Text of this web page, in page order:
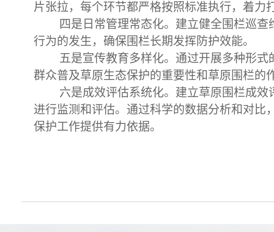
片张拉，每个环节都严格按照标准执行，着
四是日常管理常态化。建立健全围栏巡
行为的发生，确保围栏长期发挥防护效能。
五是宣传教育多样化。通过开展多种形
群众普及草原生态保护的重要性和草原围栏的
六是成效评估系统化。建立草原围栏成
进行监测和评估。通过科学的数据分析和对
保护工作提供有力依据。